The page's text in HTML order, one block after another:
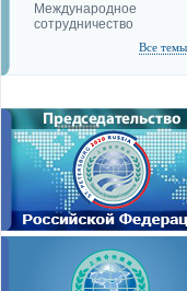
Международное
сотрудничество
Все